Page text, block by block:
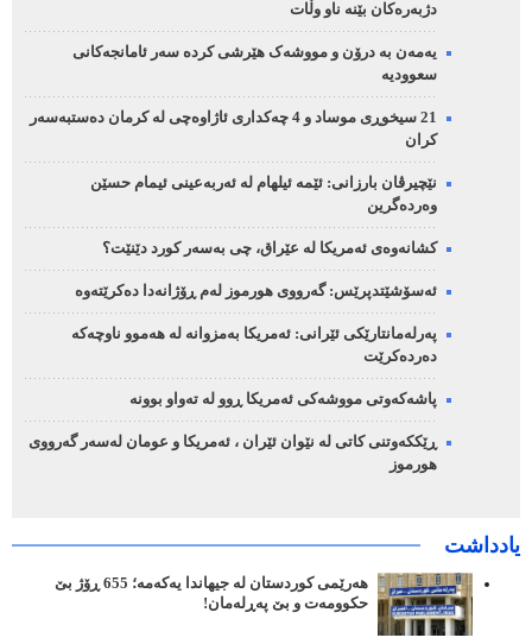
دژبەرەکان بێنە ناو وڵات
یەمەن بە درۆن و مووشەک هێرشی کردە سەر ئامانجەکانی
سعوودیە
21 سیخوڕی موساد و 4 چەکداری ئاژاوەچی لە کرمان دەستبەسەر
کران
نێچیرڤان بارزانی: ئێمە ئیلهام لە ئەربەعینی ئیمام حسێن
وەردەگرین
کشانەوەی ئەمریکا لە عێراق، چی بەسەر کورد دێنێت؟
ئەسۆشێتدپرێس: گەرووی هورموز لەم ڕۆژانەدا دەکرێتەوە
پەرلەمانتارێکی ئێرانی: ئەمریکا بەمزوانە لە هەموو ناوچەکە
دەردەکرێت
پاشەکەوتی مووشەکی ئەمریکا ڕوو لە تەواو بوونە
ڕێککەوتنی کاتی لە نێوان ئێران ، ئەمریکا و عومان لەسەر گەرووی
هورموز
یادداشت
هەرێمی کوردستان لە جیهاندا یەکەمە؛ 655 ڕۆژ بێ
حکوومەت و بێ پەڕلەمان!